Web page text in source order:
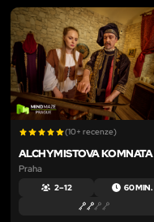
(10+ recenze)
ALCHYMISTOVA KOMNATA
Praha
2 – 12 60 MIN.